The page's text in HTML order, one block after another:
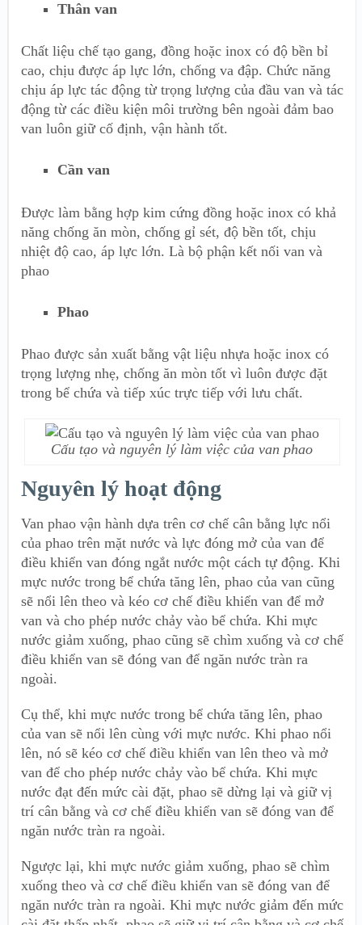
Thân van
Chất liệu chế tạo gang, đồng hoặc inox có độ bền bỉ
cao, chịu được áp lực lớn, chống va đập. Chức năng
chịu áp lực tác động từ trọng lượng của đầu van và tác
động từ các điều kiện môi trường bên ngoài đảm bao
van luôn giữ cố định, vận hành tốt.
Cần van
Được làm bằng hợp kim cứng đồng hoặc inox có khả
năng chống ăn mòn, chống gỉ sét, độ bền tốt, chịu
nhiệt độ cao, áp lực lớn. Là bộ phận kết nối van và
phao
Phao
Phao được sản xuất bằng vật liệu nhựa hoặc inox có
trọng lượng nhẹ, chống ăn mòn tốt vì luôn được đặt
trong bể chứa và tiếp xúc trực tiếp với lưu chất.
Cấu tạo và nguyên lý làm việc của van phao
Nguyên lý hoạt động
Van phao vận hành dựa trên cơ chế cân bằng lực nổi
của phao trên mặt nước và lực đóng mở của van để
điều khiển van đóng ngắt nước một cách tự động. Khi
mực nước trong bể chứa tăng lên, phao của van cũng
sẽ nổi lên theo và kéo cơ chế điều khiển van để mở
van và cho phép nước chảy vào bể chứa. Khi mực
nước giảm xuống, phao cũng sẽ chìm xuống và cơ chế
điều khiển van sẽ đóng van để ngăn nước tràn ra
ngoài.
Cụ thể, khi mực nước trong bể chứa tăng lên, phao
của van sẽ nổi lên cùng với mực nước. Khi phao nổi
lên, nó sẽ kéo cơ chế điều khiển van lên theo và mở
van để cho phép nước chảy vào bể chứa. Khi mực
nước đạt đến mức cài đặt, phao sẽ dừng lại và giữ vị
trí cân bằng và cơ chế điều khiển van sẽ đóng van để
ngăn nước tràn ra ngoài.
Ngược lại, khi mực nước giảm xuống, phao sẽ chìm
xuống theo và cơ chế điều khiển van sẽ đóng van để
ngăn nước tràn ra ngoài. Khi mực nước giảm đến mức